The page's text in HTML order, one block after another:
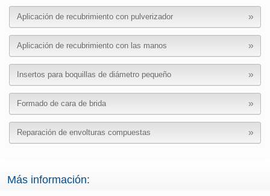
Aplicación de recubrimiento con pulverizador
Aplicación de recubrimiento con las manos
Insertos para boquillas de diámetro pequeño
Formado de cara de brida
Reparación de envolturas compuestas
Más información: